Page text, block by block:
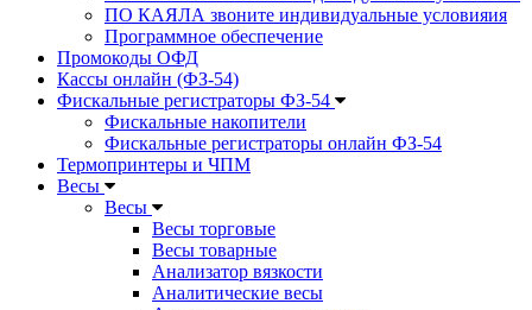
ПО КАЯЛА звоните индивидуальные условияия
Программное обеспечение
Промокоды ОФД
Кассы онлайн (ФЗ-54)
Фискальные регистраторы ФЗ-54
Фискальные накопители
Фискальные регистраторы онлайн ФЗ-54
Термопринтеры и ЧПМ
Весы
Весы
Весы торговые
Весы товарные
Анализатор вязкости
Аналитические весы